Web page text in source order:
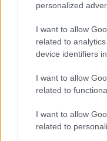
personalized
I want to allow
related to
device identifiers
I want to allow
related to
I want to allow
related to